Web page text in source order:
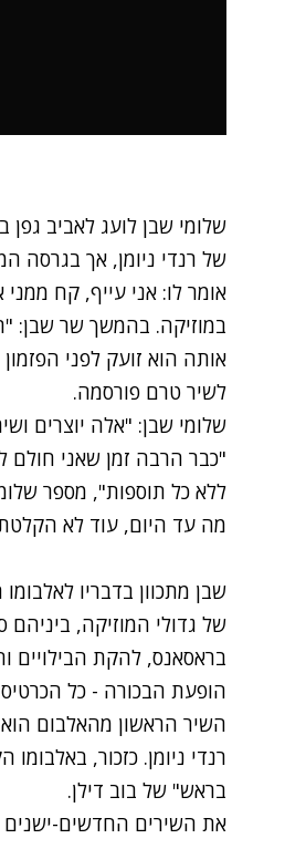
שלומי שבן לועג לאביב גפן
של רנדי ניומן, אך בגרסה
אומר לו: אני עייף, קח ממני
במוזיקה. בהמשך שר שבן:
אותה הוא זועק לפני
לשיר טרם פורסמה.
שלומי שבן: "אלה יוצרים
"כבר הרבה זמן שאני חולם
ללא כל תוספות", מספר
מה עד היום, עוד לא
שבן מתכוון בדבריו
של גדולי המוזיקה,
בראסאנס, להקת הבילויים
הופעת הבכורה - כל
השיר הראשון מהאלבום
רנדי ניומן. כזכור,
בראש" של בוב דילן.